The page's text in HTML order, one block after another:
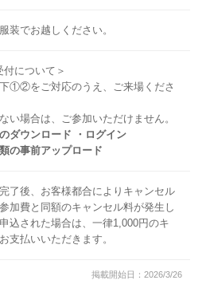
装でお越しください。
付について＞
下①②をご対応のうえ、ご来場くださ
い場合は、ご参加いただけません。
ダウンロード ・ログイン
の事前アップロード
了後、お客様都合によりキャンセル
加費と同額のキャンセル料が発生し
込された場合は、一律1,000円のキ
支払いいただきます。
掲載開始日：2026/3/26